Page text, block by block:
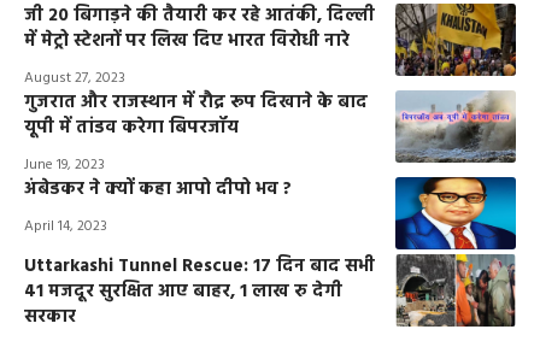
जी 20 बिगाड़ने की तैयारी कर रहे आतंकी, दिल्ली
में मेट्रो स्टेशनों पर लिख दिए भारत विरोधी नारे
August 27, 2023
गुजरात और राजस्थान में रौद्र रूप दिखाने के बाद
यूपी में तांडव करेगा बिपरजॉय
June 19, 2023
अंबेडकर ने क्यों कहा आपो दीपो भव ?
April 14, 2023
Uttarkashi Tunnel Rescue: 17 दिन बाद सभी
41 मजदूर सुरक्षित आए बाहर, 1 लाख रु देगी
सरकार